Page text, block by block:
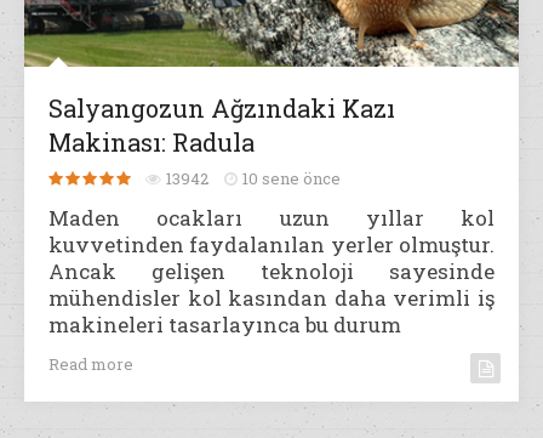
Salyangozun Ağzındaki Kazı
Makinası: Radula
13942 10 sene önce
Maden ocakları uzun yıllar kol
kuvvetinden faydalanılan yerler olmuştur.
Ancak gelişen teknoloji sayesinde
mühendisler kol kasından daha verimli iş
makineleri tasarlayınca bu durum
Read more